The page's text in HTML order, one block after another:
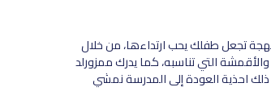
تجعل طفلك يحب ارتداءها، من خلال
التي تناسبه، كما يدرك ممزورلد
احذية العودة إلى المدرسة نمشي